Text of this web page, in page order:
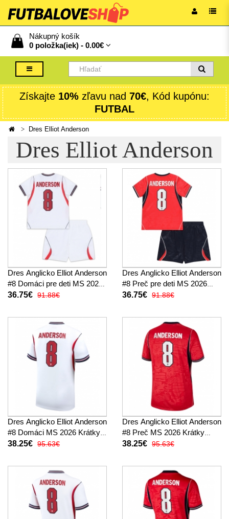
Nákupný košík
0 položka(iek) - 0.00€
Získajte 10% zľavu nad 70€, Kód kupónu:
FUTBAL
Dres Elliot Anderson
Dres Elliot Anderson
Dres Anglicko Elliot Anderson
#8 Domáci pre deti MS 2026
Krátky Rukáv (+ trenírky)
36.75€ 91.88€
Dres Anglicko Elliot Anderson
#8 Preč pre deti MS 2026
Krátky Rukáv (+ trenírky)
36.75€ 91.88€
Dres Anglicko Elliot Anderson
#8 Domáci MS 2026 Krátky
Rukáv
38.25€ 95.63€
Dres Anglicko Elliot Anderson
#8 Preč MS 2026 Krátky
Rukáv
38.25€ 95.63€